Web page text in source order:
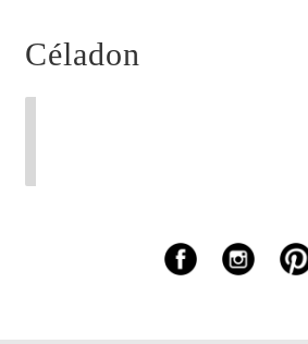
Céladon